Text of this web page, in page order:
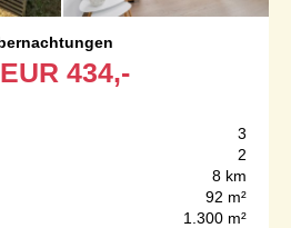
EUR 434,-
3
2
8 km
92 m²
1.300 m²